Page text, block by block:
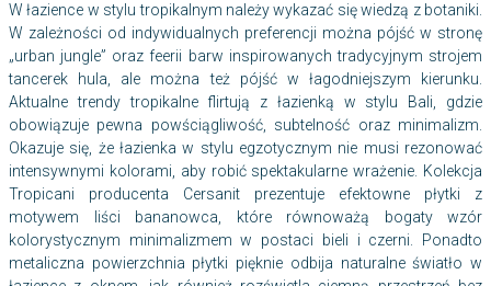
W łazience w stylu tropikalnym należy wykazać się wiedzą z botaniki.
W zależności od indywidualnych preferencji można pójść w stronę
„urban jungle” oraz feerii barw inspirowanych tradycyjnym strojem
tancerek hula, ale można też pójść w łagodniejszym kierunku.
Aktualne trendy tropikalne flirtują z łazienką w stylu Bali, gdzie
obowiązuje pewna powściągliwość, subtelność oraz minimalizm.
Okazuje się, że łazienka w stylu egzotycznym nie musi rezonować
intensywnymi kolorami, aby robić spektakularne wrażenie. Kolekcja
Tropicani producenta Cersanit prezentuje efektowne płytki z
motywem liści bananowca, które równoważą bogaty wzór
kolorystycznym minimalizmem w postaci bieli i czerni. Ponadto
metaliczna powierzchnia płytki pięknie odbija naturalne światło w